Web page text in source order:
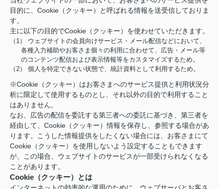
目的に、Cookie（クッキー）と呼ばれる情報を送受信しておりま
す。
主に以下の目的でCookie（クッキー）を使わせていただきます。
（1） ウェブサイトの会員向けサービス・メール配信などにおいて、
各種入力補助やお客さま個々の利用に合わせて、広告・メール等
のコンテンツ配信および表示情報等をカスタマイズするため。
（2） 個人を特定できない状態で、統計資料として利用するため。
※Cookie（クッキー）はお客さまへのサービス提供と利用状況分
析に限定して使用するものとし、それ以外の目的で利用すること
はありません。
なお、広告の配信を委託する第三者への委託に基づき、第三者を
経由して、Cookie（クッキー）情報を保存し、参照する場合があ
ります。こうした情報提供をしたくない場合には、お客さまにて
Cookie（クッキー）を使用しないよう設定することもできます
が、この場合、ウェブサイトのサービスが一部受けられなくなる
ことがあります。
Cookie（クッキー）とは